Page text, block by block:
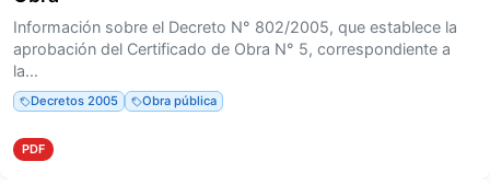
Información sobre el Decreto N° 802/2005, que establece la
aprobación del Certificado de Obra N° 5, correspondiente a
la...
Decretos 2005 Obra pública
PDF